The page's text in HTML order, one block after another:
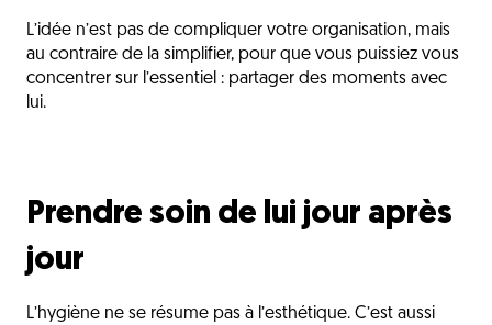
L’idée n’est pas de compliquer votre organisation, mais
au contraire de la simplifier, pour que vous puissiez vous
concentrer sur l’essentiel : partager des moments avec
lui.
Prendre soin de lui jour après
jour
L’hygiène ne se résume pas à l’esthétique. C’est aussi